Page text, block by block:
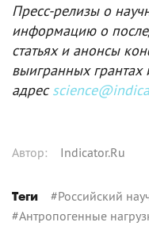
Пресс-релизы о
информацию о
статьях и анонсы
выигранных
адрес
Автор: Indicator.Ru
Теги #Российский
#Антропогенные